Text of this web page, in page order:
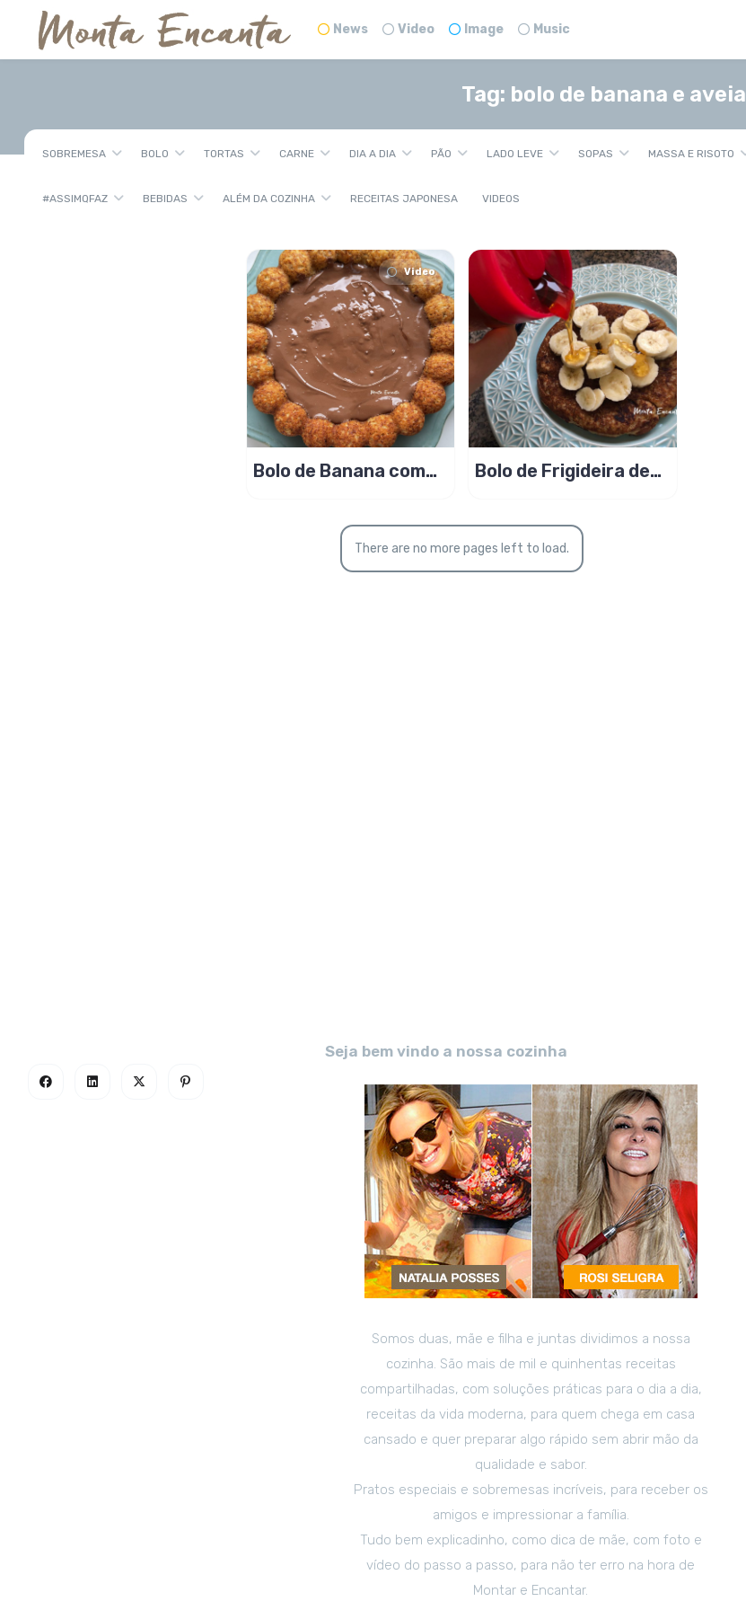
News Video Image Music
Tag: bolo de banana e aveia
SOBREMESA BOLO TORTAS CARNE DIA A DIA PÃO LADO LEVE SOPAS MASSA E RISOTO
#ASSIMQFAZ BEBIDAS ALÉM DA COZINHA RECEITAS JAPONESA VIDEOS
Video
Bolo de Banana com
Bolo de Frigideira de
There are no more pages left to load.
Seja bem vindo a nossa cozinha
Somos duas, mãe e filha e juntas dividimos a nossa
cozinha. São mais de mil e quinhentas receitas
compartilhadas, com soluções práticas para o dia a dia,
receitas da vida moderna, para quem chega em casa
cansado e quer preparar algo rápido sem abrir mão da
qualidade e sabor.
Pratos especiais e sobremesas incríveis, para receber os
amigos e impressionar a família.
Tudo bem explicadinho, como dica de mãe, com foto e
vídeo do passo a passo, para não ter erro na hora de
Montar e Encantar.